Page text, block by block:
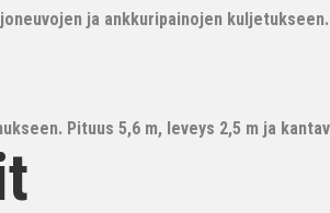
ja ankkuripainojen
Pituus 5,6 m, leveys 2,5 m ja